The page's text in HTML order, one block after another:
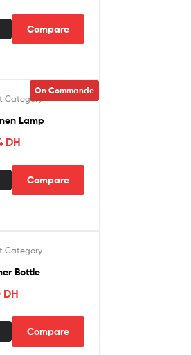
Compare
On Commande
Category
Lamp
DH
Compare
Category
Bottle
DH
Compare